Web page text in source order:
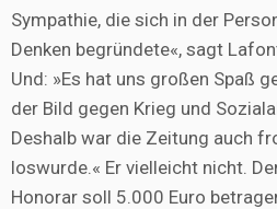
Sympathie, die sich in der
Denken begründete«, sagt
Und: »Es hat uns großen Spaß
der Bild gegen Krieg und
Deshalb war die Zeitung auch
loswurde.« Er vielleicht nicht.
Honorar soll 5.000 Euro